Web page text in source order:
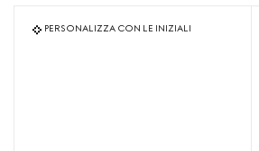
PERSONALIZZA CON LE INIZIALI